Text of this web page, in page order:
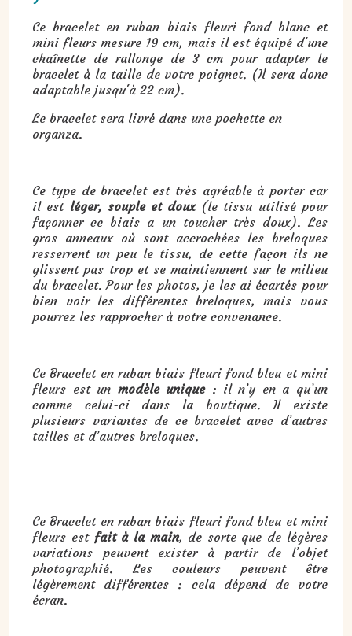
Ce bracelet en ruban biais fleuri fond blanc et
mini fleurs mesure 19 cm, mais il est équipé d'une
chaînette de rallonge de 3 cm pour adapter le
bracelet à la taille de votre poignet. (Il sera donc
adaptable jusqu'à 22 cm).
Le bracelet sera livré dans une pochette en
organza.
Ce type de bracelet est très agréable à porter car
il est léger, souple et doux(le tissu utilisé pour
façonner ce biais a un toucher très doux). Les
gros anneaux où sont accrochées les breloques
resserrent un peu le tissu, de cette façon ils ne
glissent pas trop et se maintiennent sur le milieu
du bracelet. Pour les photos, je les ai écartés pour
bien voir les différentes breloques, mais vous
pourrez les rapprocher à votre convenance.
Ce Bracelet en ruban biais fleuri fond bleu et mini
fleurs est un modèle unique: il n’y en a qu’un
comme celui-ci dans la boutique. Il existe
plusieurs variantes de ce bracelet avec d’autres
tailles et d’autres breloques.
Ce Bracelet en ruban biais fleuri fond bleu et mini
fleurs est fait à la main, de sorte que de légères
variations peuvent exister à partir de l’objet
photographié. Les couleurs peuvent être
légèrement différentes : cela dépend de votre
écran.